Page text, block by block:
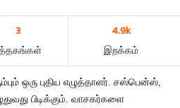
3 4.9k
இறக்கம்
ஒரு புதிய எழுத்தாளர். சஸ்பென்ஸ்,
பிடிக்கும். வாசகர்களை